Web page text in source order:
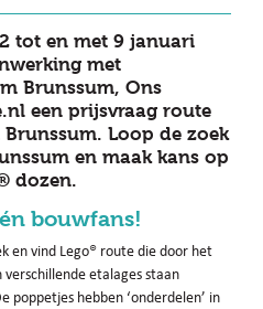
tot en met 9 januari
met
Brunssum, Ons
een prijsvraag route
Loop de zoek
en maak kans op
dozen.
bouwfans!
en vind Lego® route die door het
etalages staan
poppetjes hebben ‘onderdelen’ in